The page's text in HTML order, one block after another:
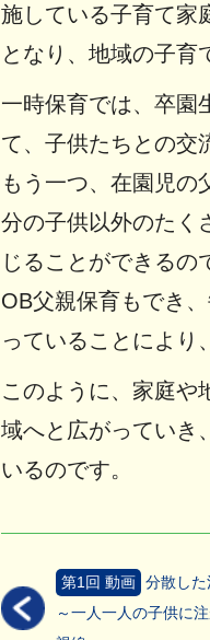
施している子育て家
となり、地域の子育
一時保育では、卒園
て、子供たちとの交
もう一つ、在園児の
分の子供以外のたく
じることができるの
OB父親保育もでき
っていることにより
このように、家庭や
域へと広がっていき
いるのです。
第1回 動画 分散し
～一人一人の子供に